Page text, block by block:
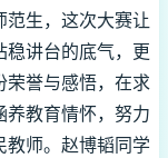
生，这次大赛让
讲台的底气，更
荣誉与感悟，在求
教育情怀，努力
教师。赵博韬同学